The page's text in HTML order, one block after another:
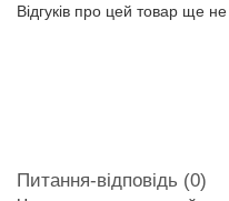
Відгуків про цей товар ще не
Питання-відповідь (0)